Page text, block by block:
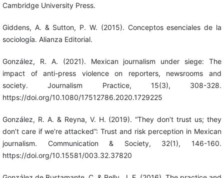
Cambridge University Press.
Giddens, A. & Sutton, P. W. (2015). Conceptos esenciales de la
sociología. Alianza Editorial.
González, R. A. (2021). Mexican journalism under siege: The
impact of anti-press violence on reporters, newsrooms and
society. Journalism Practice, 15(3), 308-328.
https://doi.org/10.1080/17512786.2020.1729225
González, R. A. & Reyna, V. H. (2019). “They don’t trust us; they
don’t care if we’re attacked”: Trust and risk perception in Mexican
journalism. Communication & Society, 32(1), 146-160.
https://doi.org/10.15581/003.32.37820